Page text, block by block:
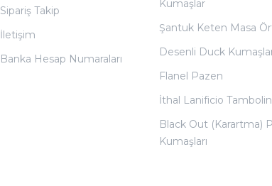
Sipariş Takip
İletişim
Banka Hesap Numaraları
Kumaşlar
Şantuk Keten Masa
Desenli Duck
Flanel Pazen
İthal Lanificio
Black Out (Karartma)
Kumaşları